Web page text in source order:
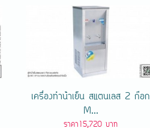
เครื่องทําน้ําเย็น สแตนเลส 2 ก๊อก
M...
ราคา15,720 บาท